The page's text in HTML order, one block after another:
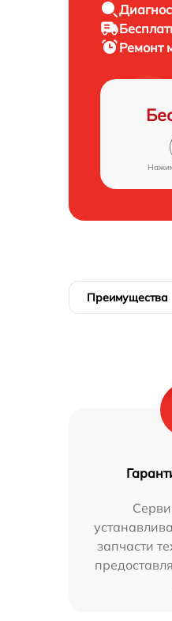
Ремонт
Преимущества
запчасти